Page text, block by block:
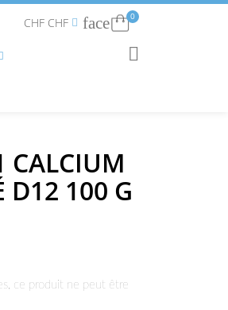
CHF CHF  faceConnexion
0
RECHERCHER

CALCIUM
D12 100 G
ce produit ne peut être